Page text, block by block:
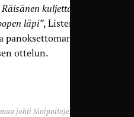
kuljettaa
läpi”, Listenmaa
panoksettoman
ottelun.
johti Sinipaitojen peliä